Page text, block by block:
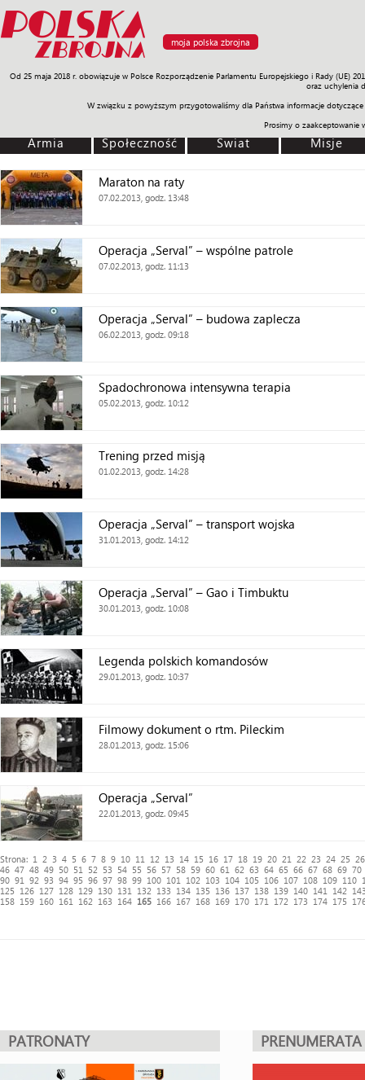
moja polska zbrojna
Od 25 maja 2018 r. obowiązuje w Polsce Rozporządzenie Parlamentu Europejskiego i Rady
oraz uchylenia
W związku z powyższym przygotowaliśmy dla Państwa informacje
Prosimy o
Armia Poligon Sprzęt Misje Polityka Prawo Świat
Armia Społeczność Świat Misje
Maraton na raty
07.02.2013, godz. 13:48
Operacja „Serval” – wspólne patrole
07.02.2013, godz. 11:13
Operacja „Serval” – budowa zaplecza
06.02.2013, godz. 09:18
Spadochronowa intensywna terapia
05.02.2013, godz. 10:12
Trening przed misją
01.02.2013, godz. 14:28
Operacja „Serval” – transport wojska
31.01.2013, godz. 14:12
Operacja „Serval” – Gao i Timbuktu
30.01.2013, godz. 10:08
Legenda polskich komandosów
29.01.2013, godz. 10:37
Filmowy dokument o rtm. Pileckim
28.01.2013, godz. 15:06
Operacja „Serval”
22.01.2013, godz. 09:45
Strona: 1 2 3 4 5 6 7 8 9 10 11 12 13 14 15 16 17 18 19 20 21 22 23 24 25
26
46 47 48 49 50 51 52 53 54 55 56 57 58 59 60 61 62 63 64 65 66 67 68 69 70
90 91 92 93 94 95 96 97 98 99 100 101 102 103 104 105 106 107 108 109 110
125
126 127 128 129 130 131 132 133 134 135 136 137 138 139 140 141 142
158 159 160 161 162 163 164 165 166 167 168 169 170 171 172 173 174 175
PATRONATY PRENUMERATA